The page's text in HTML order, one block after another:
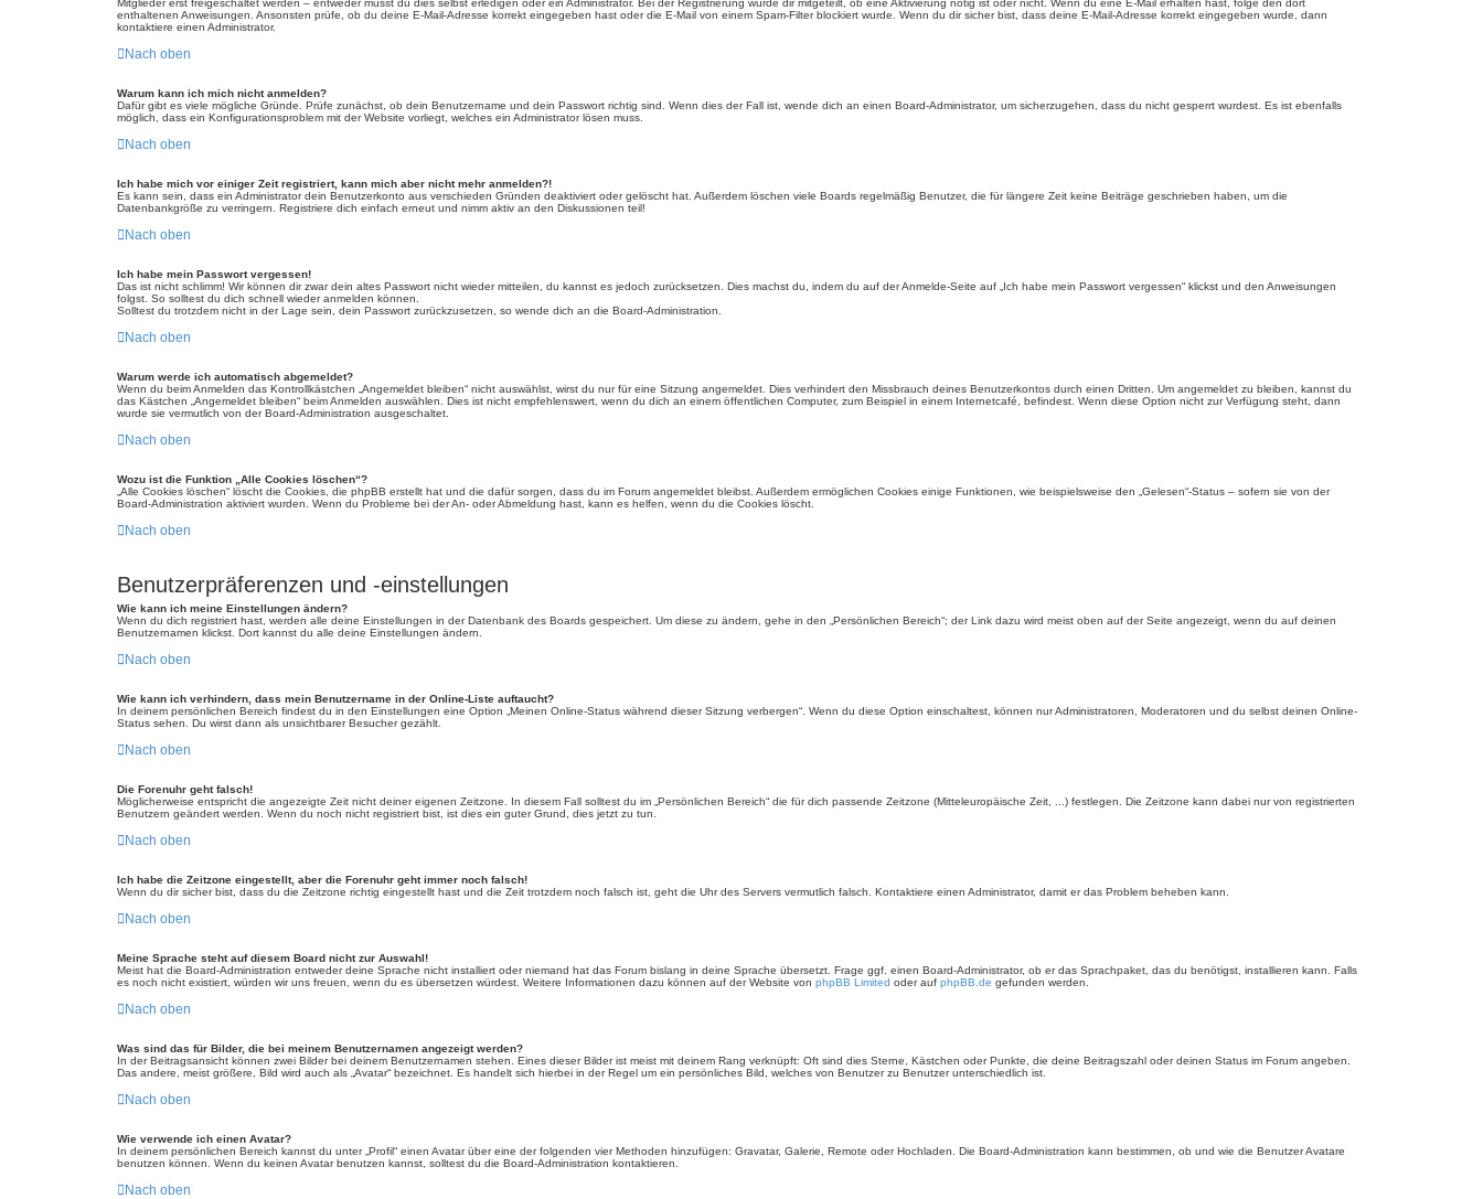
enthaltenen Anweisungen. Ansonsten prüfe, ob du deine E-Mail-Adresse korrekt eingegeben hast oder die E-Mail von einem Spam-Filter blockiert wurde. Wenn du dir sicher bist, dass deine E-Mail-Adresse korrekt eingegeben wurde, dann
kontaktiere einen Administrator.
Nach oben
Warum kann ich mich nicht anmelden?
Dafür gibt es viele mögliche Gründe. Prüfe zunächst, ob dein Benutzername und dein Passwort richtig sind. Wenn dies der Fall ist, wende dich an einen Board-Administrator, um sicherzugehen, dass du nicht gesperrt wurdest. Es ist ebenfalls
möglich, dass ein Konfigurationsproblem mit der Website vorliegt, welches ein Administrator lösen muss.
Nach oben
Ich habe mich vor einiger Zeit registriert, kann mich aber nicht mehr anmelden?!
Es kann sein, dass ein Administrator dein Benutzerkonto aus verschieden Gründen deaktiviert oder gelöscht hat. Außerdem löschen viele Boards regelmäßig Benutzer, die für längere Zeit keine Beiträge geschrieben haben, um die
Datenbankgröße zu verringern. Registriere dich einfach erneut und nimm aktiv an den Diskussionen teil!
Nach oben
Ich habe mein Passwort vergessen!
Das ist nicht schlimm! Wir können dir zwar dein altes Passwort nicht wieder mitteilen, du kannst es jedoch zurücksetzen. Dies machst du, indem du auf der Anmelde-Seite auf „Ich habe mein Passwort vergessen“ klickst und den Anweisungen
folgst. So solltest du dich schnell wieder anmelden können.
Solltest du trotzdem nicht in der Lage sein, dein Passwort zurückzusetzen, so wende dich an die Board-Administration.
Nach oben
Warum werde ich automatisch abgemeldet?
Wenn du beim Anmelden das Kontrollkästchen „Angemeldet bleiben“ nicht auswählst, wirst du nur für eine Sitzung angemeldet. Dies verhindert den Missbrauch deines Benutzerkontos durch einen Dritten. Um angemeldet zu bleiben, kannst du
das Kästchen „Angemeldet bleiben“ beim Anmelden auswählen. Dies ist nicht empfehlenswert, wenn du dich an einem öffentlichen Computer, zum Beispiel in einem Internetcafé, befindest. Wenn diese Option nicht zur Verfügung steht, dann
wurde sie vermutlich von der Board-Administration ausgeschaltet.
Nach oben
Wozu ist die Funktion „Alle Cookies löschen“?
„Alle Cookies löschen“ löscht die Cookies, die phpBB erstellt hat und die dafür sorgen, dass du im Forum angemeldet bleibst. Außerdem ermöglichen Cookies einige Funktionen, wie beispielsweise den „Gelesen“-Status – sofern sie von der
Board-Administration aktiviert wurden. Wenn du Probleme bei der An- oder Abmeldung hast, kann es helfen, wenn du die Cookies löscht.
Nach oben
Benutzerpräferenzen und -einstellungen
Wie kann ich meine Einstellungen ändern?
Wenn du dich registriert hast, werden alle deine Einstellungen in der Datenbank des Boards gespeichert. Um diese zu ändern, gehe in den „Persönlichen Bereich“; der Link dazu wird meist oben auf der Seite angezeigt, wenn du auf deinen
Benutzernamen klickst. Dort kannst du alle deine Einstellungen ändern.
Nach oben
Wie kann ich verhindern, dass mein Benutzername in der Online-Liste auftaucht?
In deinem persönlichen Bereich findest du in den Einstellungen eine Option „Meinen Online-Status während dieser Sitzung verbergen“. Wenn du diese Option einschaltest, können nur Administratoren, Moderatoren und du selbst deinen Online-
Status sehen. Du wirst dann als unsichtbarer Besucher gezählt.
Nach oben
Die Forenuhr geht falsch!
Möglicherweise entspricht die angezeigte Zeit nicht deiner eigenen Zeitzone. In diesem Fall solltest du im „Persönlichen Bereich“ die für dich passende Zeitzone (Mitteleuropäische Zeit, ...) festlegen. Die Zeitzone kann dabei nur von registrierten
Benutzern geändert werden. Wenn du noch nicht registriert bist, ist dies ein guter Grund, dies jetzt zu tun.
Nach oben
Ich habe die Zeitzone eingestellt, aber die Forenuhr geht immer noch falsch!
Wenn du dir sicher bist, dass du die Zeitzone richtig eingestellt hast und die Zeit trotzdem noch falsch ist, geht die Uhr des Servers vermutlich falsch. Kontaktiere einen Administrator, damit er das Problem beheben kann.
Nach oben
Meine Sprache steht auf diesem Board nicht zur Auswahl!
Meist hat die Board-Administration entweder deine Sprache nicht installiert oder niemand hat das Forum bislang in deine Sprache übersetzt. Frage ggf. einen Board-Administrator, ob er das Sprachpaket, das du benötigst, installieren kann. Falls
es noch nicht existiert, würden wir uns freuen, wenn du es übersetzen würdest. Weitere Informationen dazu können auf der Website von phpBB Limited oder auf phpBB.de gefunden werden.
Nach oben
Was sind das für Bilder, die bei meinem Benutzernamen angezeigt werden?
In der Beitragsansicht können zwei Bilder bei deinem Benutzernamen stehen. Eines dieser Bilder ist meist mit deinem Rang verknüpft: Oft sind dies Sterne, Kästchen oder Punkte, die deine Beitragszahl oder deinen Status im Forum angeben.
Das andere, meist größere, Bild wird auch als „Avatar“ bezeichnet. Es handelt sich hierbei in der Regel um ein persönliches Bild, welches von Benutzer zu Benutzer unterschiedlich ist.
Nach oben
Wie verwende ich einen Avatar?
In deinem persönlichen Bereich kannst du unter „Profil“ einen Avatar über eine der folgenden vier Methoden hinzufügen: Gravatar, Galerie, Remote oder Hochladen. Die Board-Administration kann bestimmen, ob und wie die Benutzer Avatare
benutzen können. Wenn du keinen Avatar benutzen kannst, solltest du die Board-Administration kontaktieren.
Nach oben